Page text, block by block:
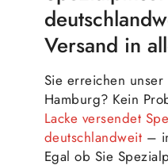
Versand in
Sie erreichen
Hamburg? Kein
Lacke versendet
deutschlandweit –
Egal ob Sie